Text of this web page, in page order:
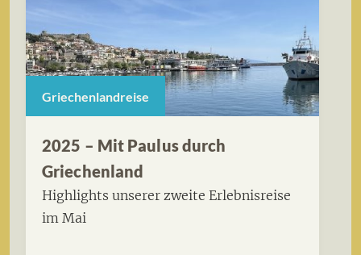
Griechenlandreise
2025 – Mit Paulus durch
Griechenland
Highlights unserer zweite Erlebnisreise
im Mai